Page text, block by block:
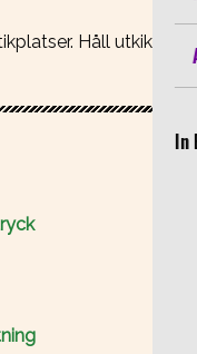
In
Håll utkik i